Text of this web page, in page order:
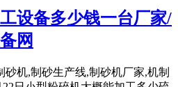
设备多少钱一台厂家/
网
砂机,制砂生产线,制砂机厂家,机制